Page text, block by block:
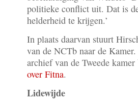
politieke conflict uit. Dat is
helderheid te krijgen.’
In plaats daarvan stuurt
van de NCTb naar de
archief van de Tweede
over Fitna.
Lidewijde